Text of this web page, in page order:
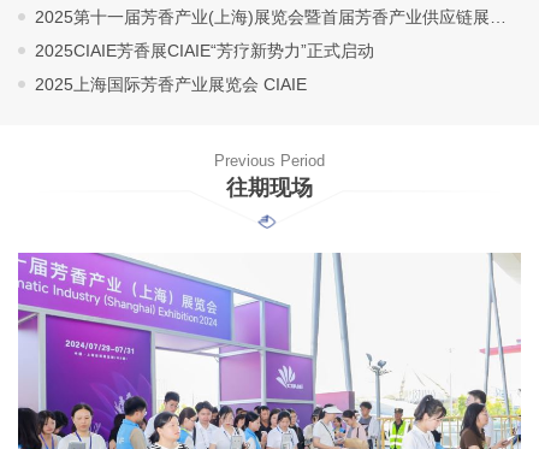
2025第十一届芳香产业(上海)展览会暨首届芳香产业供应链展览会
2025CIAIE芳香展CIAIE“芳疗新势力”正式启动
2025上海国际芳香产业展览会 CIAIE
Previous Period
往期现场